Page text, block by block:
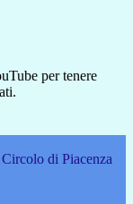
per tenere
di Piacenza